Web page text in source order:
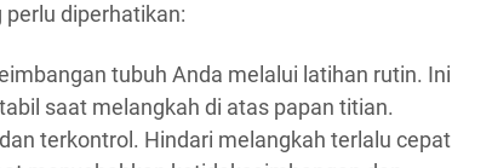
diperhatikan:
tubuh Anda melalui latihan rutin. Ini
saat melangkah di atas papan titian.
terkontrol. Hindari melangkah terlalu cepat